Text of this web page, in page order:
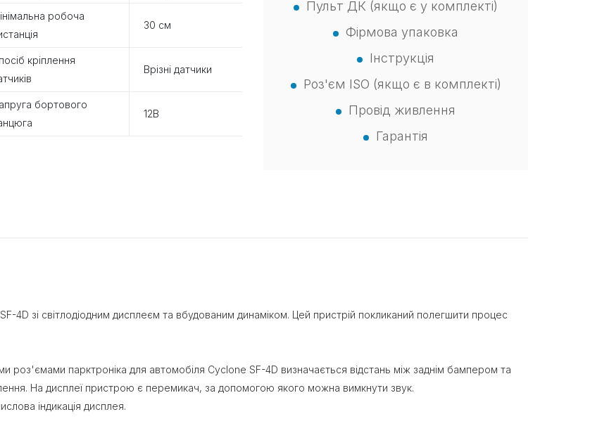
робоча
30 см
кріплення
Врізні датчики
бортового
12В
Пульт ДК (якщо є у комплекті)
Фірмова упаковка
Інструкція
Роз'єм ISO (якщо є в комплекті)
Провід живлення
Гарантія
4D зі світлодіодним дисплеєм та вбудованим динаміком. Цей пристрій покликаний полегшити процес
роз'ємами парктроніка для автомобіля Cyclone SF-4D визначається відстань між заднім бампером та
На дисплеї пристрою є перемикач, за допомогою якого можна вимкнути звук.
індикація дисплея.